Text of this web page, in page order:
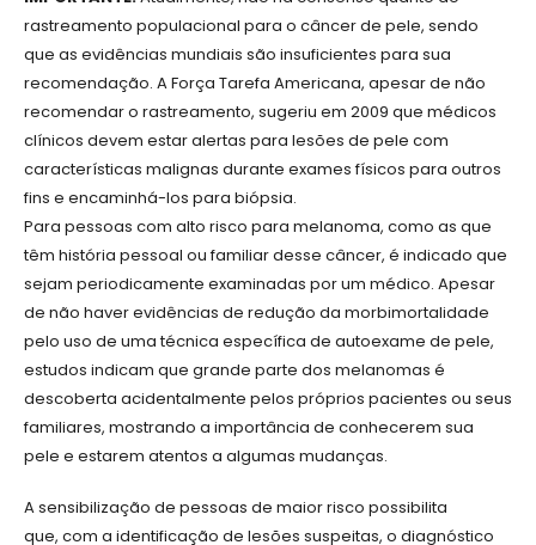
rastreamento populacional para o câncer de pele, sendo
que as evidências mundiais são insuficientes para sua
recomendação. A Força Tarefa Americana, apesar de não
recomendar o rastreamento, sugeriu em 2009 que médicos
clínicos devem estar alertas para lesões de pele com
características malignas durante exames físicos para outros
fins e encaminhá-los para biópsia.
Para pessoas com alto risco para melanoma, como as que
têm história pessoal ou familiar desse câncer, é indicado que
sejam periodicamente examinadas por um médico. Apesar
de não haver evidências de redução da morbimortalidade
pelo uso de uma técnica específica de autoexame de pele,
estudos indicam que grande parte dos melanomas é
descoberta acidentalmente pelos próprios pacientes ou seus
familiares, mostrando a importância de conhecerem sua
pele e estarem atentos a algumas mudanças.
A sensibilização de pessoas de maior risco possibilita
que, com a identificação de lesões suspeitas, o diagnóstico